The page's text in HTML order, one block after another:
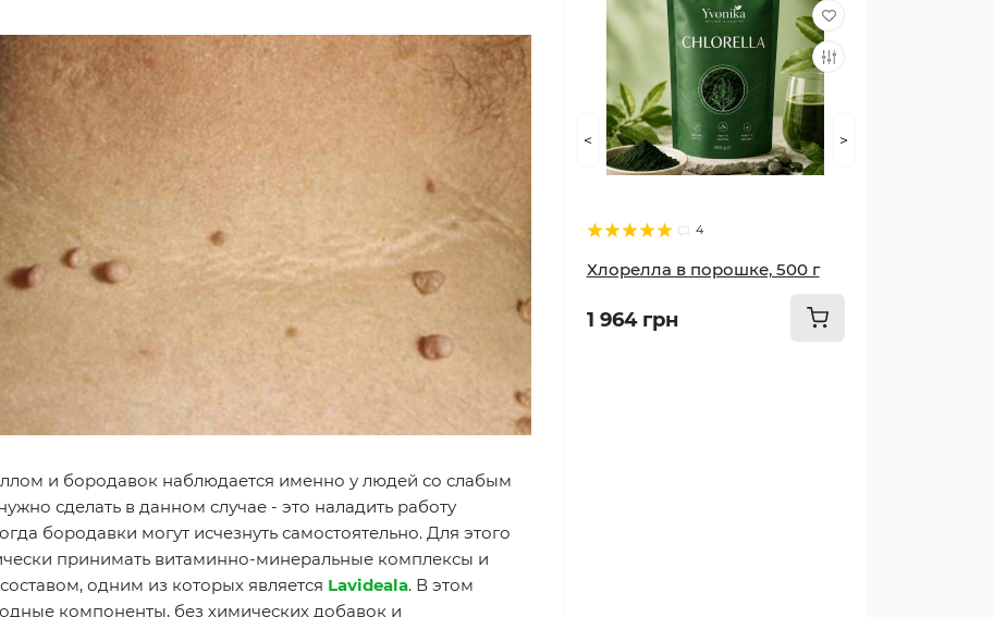
и бородавок наблюдается именно у людей со слабым
сделать в данном случае - это наладить работу
бородавки могут исчезнуть самостоятельно. Для этого
принимать витаминно-минеральные комплексы и
одним из которых является Lavideala. В этом
компоненты, без химических добавок и
Интересные факты о нашем
организме
Улучшаем зрение
Худеем правильно
Суставы и опорно-
4
Хлорелла в порошке, 500 г
1 964 грн
< >